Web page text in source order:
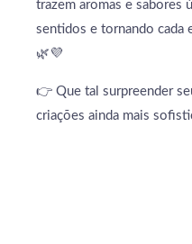
trazem aromas e sabores
sentidos e tornando cada
🌿💜
👉 Que tal surpreender
criações ainda mais